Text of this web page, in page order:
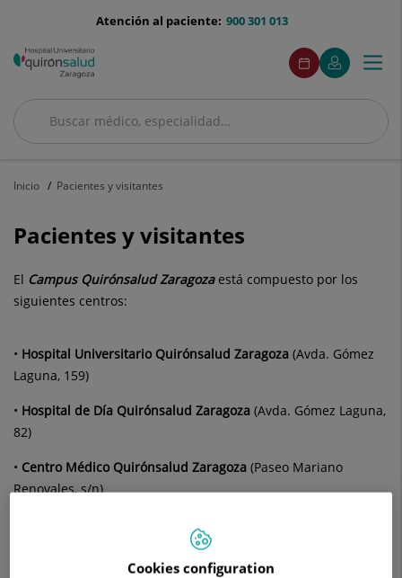
menu-
900 301 013
Atención al paciente:
Buscar
Buscar
menuAcceso
Pide
cita
Mi
Quirónsalud
Este
enlace
se
en
ventana
Menú
Inicio Pacientes y visitantes
Pacientes y visitantes
El Campus Quirónsalud Zaragozaestá compuesto por los
siguientes centros:
• Hospital Universitario Quirónsalud Zaragoza (Avda. Gómez
Laguna, 159)
• Hospital de Día Quirónsalud Zaragoza (Avda. Gómez Laguna,
82)
• Centro Médico Quirónsalud Zaragoza (Paseo Mariano
Renovales, s/n)
A continuación, podrá encontrar una serie de puntos con
información importante a la hora de utilizar nuestros
Cookies configuration